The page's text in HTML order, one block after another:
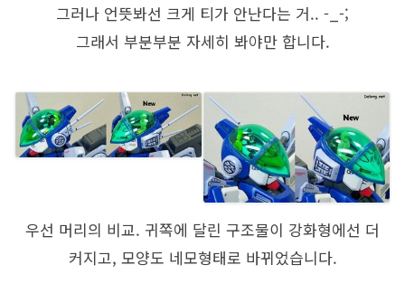
그러나 언뜻봐선 크게 티가 안난다는 거.. -_-;
그래서 부분부분 자세히 봐야만 합니다.
우선 머리의 비교. 귀쪽에 달린 구조물이 강화형에선 더
커지고, 모양도 네모형태로 바뀌었습니다.